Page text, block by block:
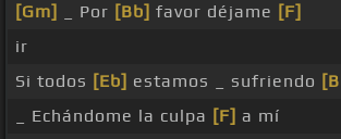
[Gm]
_ Por [Bb] favor déjame [F]
ir
Si todos [Eb] estamos _ sufriendo
_ Echándome la culpa [F] a mí